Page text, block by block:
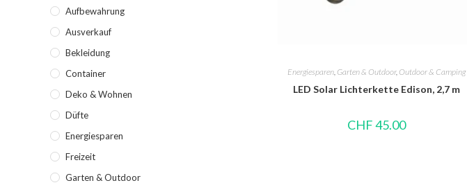
Energiesparen Garten & Outdoor, Outdoor & Camping
LED Solar Lichterkette Edison, 2,7 m
CHF45.00
Aufbewahrung
Ausverkauf
Bekleidung
Container
Deko & Wohnen
Düfte
Energiesparen
Freizeit
Garten & Outdoor